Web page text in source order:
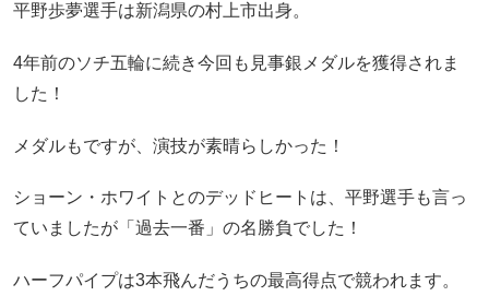
平野歩夢選手は新潟県の村上市出身。
4年前のソチ五輪に続き今回も見事銀メダルを獲得されま
した！
メダルもですが、演技が素晴らしかった！
ショーン・ホワイトとのデッドヒートは、平野選手も言っ
ていましたが「過去一番」の名勝負でした！
ハーフパイプは3本飛んだうちの最高得点で競われます。